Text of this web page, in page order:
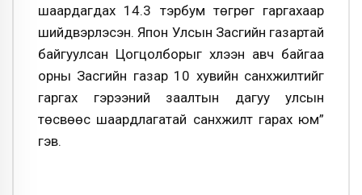
шаардагдах 14.3 тэрбум төгрөг гаргахаар
шийдвэрлэсэн. Япон Улсын Засгийн газартай
байгуулсан Цогцолборыг хүлээн авч байгаа
орны Засгийн газар 10 хувийн санхүүжилтийг
гаргах гэрээний заалтын дагуу улсын
төсвөөс шаардлагатай санхүүжилт гарах юм”
гэв.